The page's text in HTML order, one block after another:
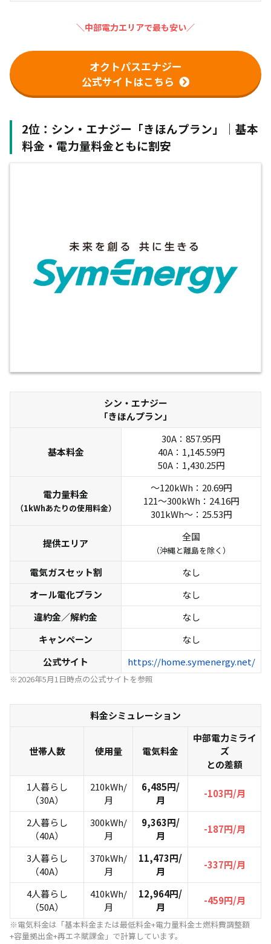
＼中部電力エリアで最も安い／
オクトパスエナジー
公式サイトはこちら
2位：シン・エナジー「きほんプラン」｜基本
料金・電力量料金ともに割安
シン・エナジー
「きほんプラン」
基本料金
30A：857.95円
40A：1,145.59円
50A：1,430.25円
電力量料金
（1kWhあたりの使用料金）
～120kWh：20.69円
121～300kWh：24.16円
301kWh～：25.53円
提供エリア
全国
（沖縄と離島を除く）
電気ガスセット割
なし
オール電化プラン
なし
違約金／解約金
なし
キャンペーン
なし
公式サイト
https://home.symenergy.net/
※2026年5月1日時点の公式サイトを参照
料金シミュレーション
世帯人数 使用量 電気料金
中部電力ミライ
ズ
との差額
1人暮らし
（30A）
210kWh/
月
6,485円/
月
-103円/月
2人暮らし
（40A）
300kWh/
月
9,363円/
月
-187円/月
3人暮らし
（40A）
370kWh/
月
11,473円/
月
-337円/月
4人暮らし
（50A）
410kWh/
月
12,964円/
月
-459円/月
※電気料金は「基本料金または最低料金+電力量料金±燃料費調整額
+容量拠出金+再エネ賦課金」で計算しています。